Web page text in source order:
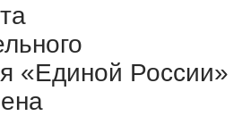
«Единой России»